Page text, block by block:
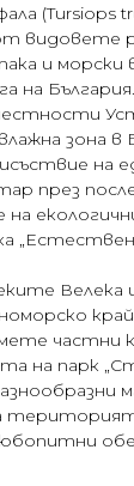
(Tursiops
видовете
и морски
на България.
зона в
на
през
Велека
частни
на парк